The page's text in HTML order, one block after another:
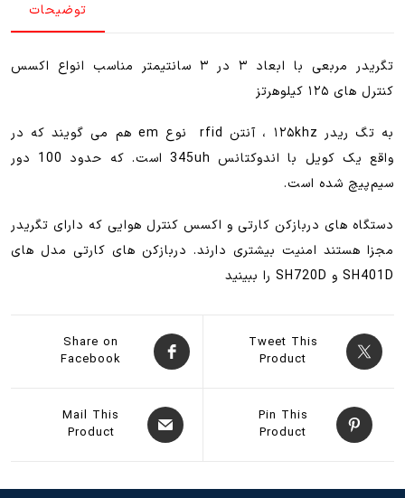
توضیحات
تگریدر مربعی با ابعاد ۳ در ۳ سانتیمتر مناسب انواع اکسس
کنترل های ۱۲۵ کیلوهرتز
به تگ ریدر ۱۲۵khz ، آنتن rfid نوع em هم می گویند که در
واقع یک کویل با اندوکتانس 345uh است. که حدود 100 دور
سیم‌پیچ شده است.
دستگاه های دربازکن کارتی و اکسس کنترل هوایی که دارای تگریدر
مجزا هستند امنیت بیشتری دارند. دربازکن های کارتی مدل های
SH401D و SH720D را ببینید
Tweet This
Product
Share on
Facebook
Pin This
Product
Mail This
Product